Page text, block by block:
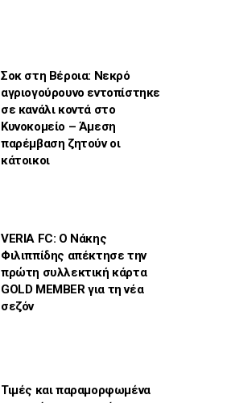
Σοκ στη Βέροια: Νεκρό
αγριογούρουνο εντοπίστηκε
σε κανάλι κοντά στο
Κυνοκομείο – Άμεση
παρέμβαση ζητούν οι
κάτοικοι
VERIA FC: Ο Νάκης
Φιλιππίδης απέκτησε την
πρώτη συλλεκτική κάρτα
GOLD MEMBER για τη νέα
σεζόν
Τιμές και παραμορφωμένα